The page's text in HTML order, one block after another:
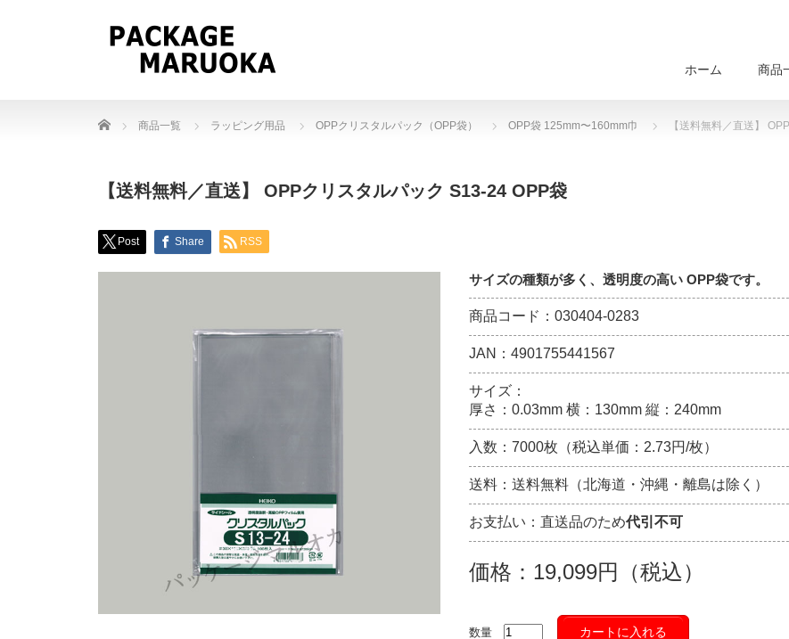
ホーム 商品
Home 商品一覧 ラッピング用品 OPPクリスタルパック（OPP袋） OPP袋 125mm〜160mm巾 【送料無料／直送】
【送料無料／直送】 OPPクリスタルパック S13-24 OPP袋
Post Share RSS
サイズの種類が多く、透明度の高い OPP袋です。
商品コード：030404-0283
JAN：4901755441567
サイズ：
厚さ：0.03mm 横：130mm 縦：240mm
入数：7000枚（税込単価：2.73円/枚）
送料：送料無料（北海道・沖縄・離島は除く）
お支払い：直送品のため代引不可
価格：19,099円（税込）
数量 カートに入れる